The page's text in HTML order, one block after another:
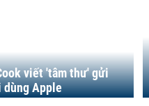
viết 'tâm thư' gửi
dùng Apple